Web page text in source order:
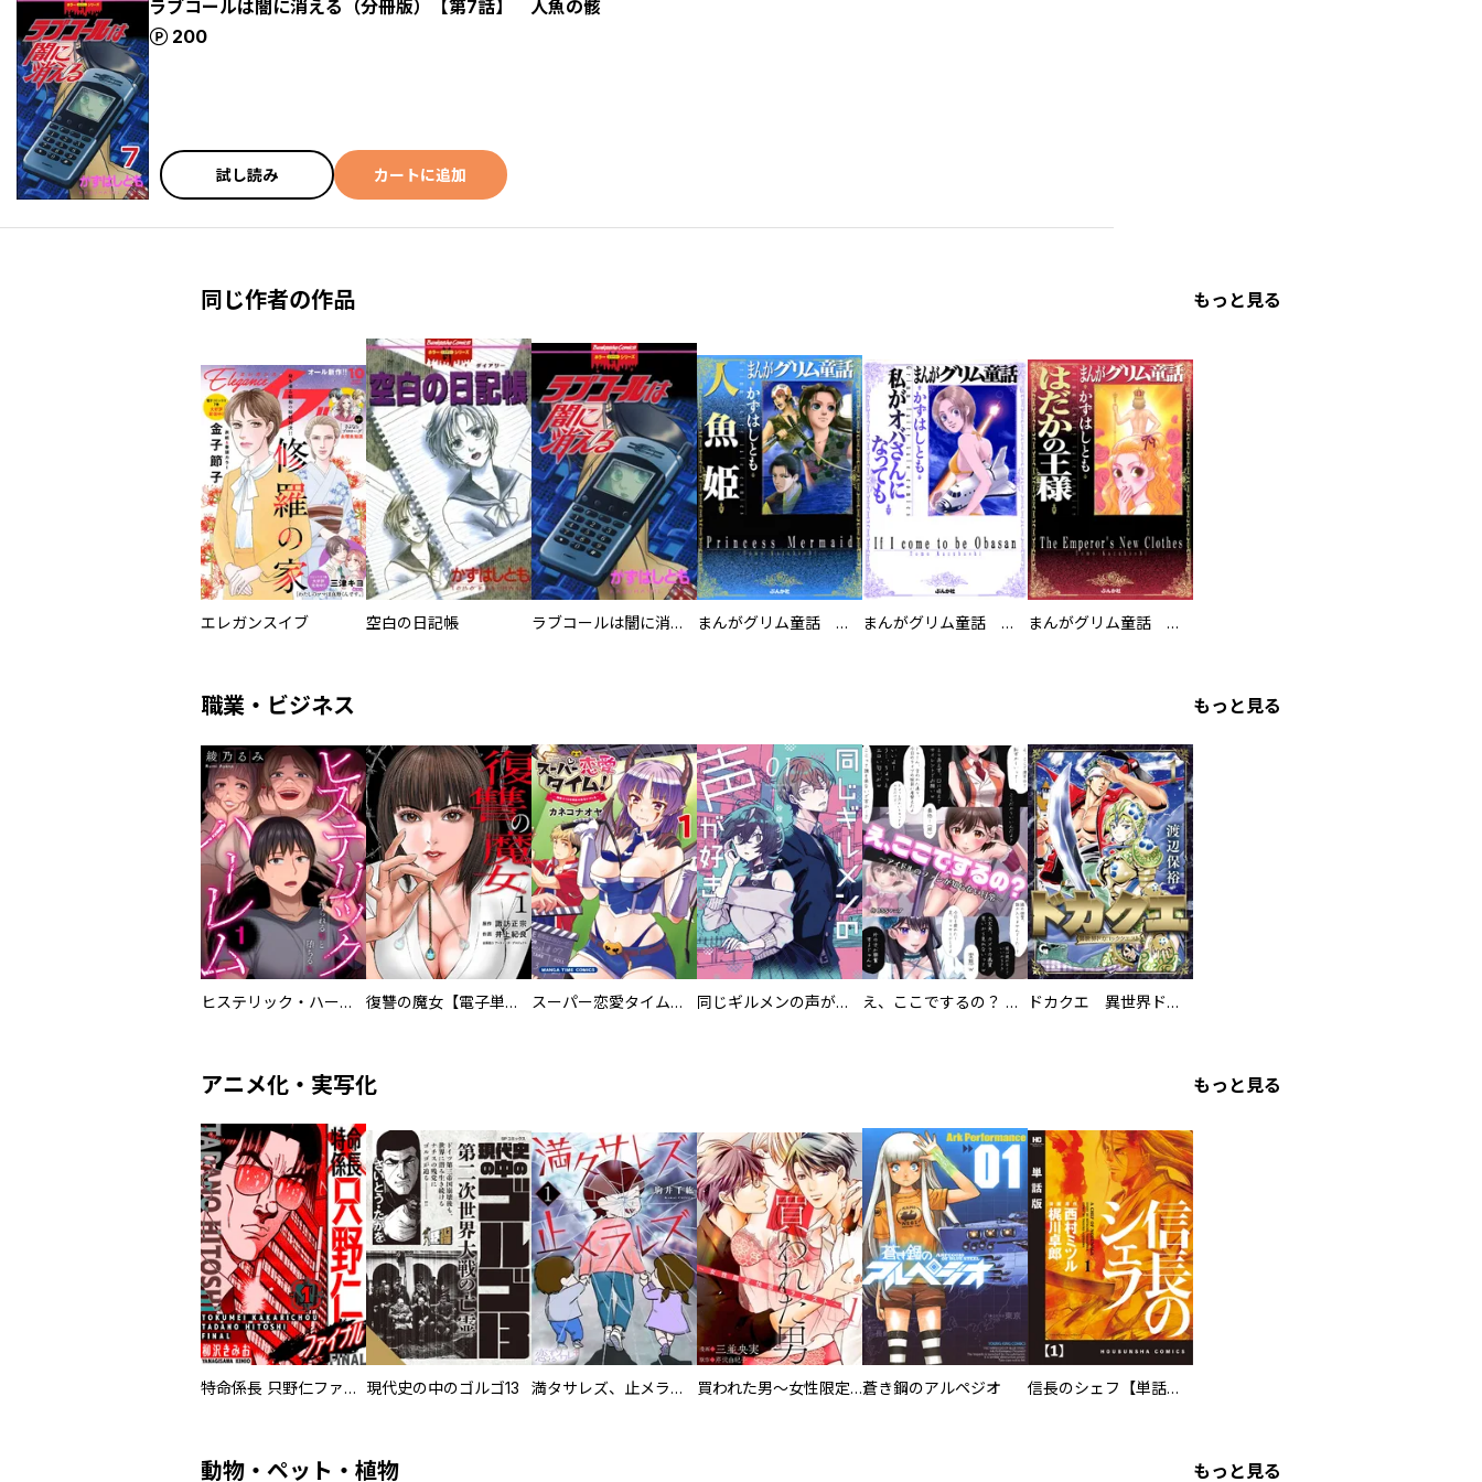
ラブコールは闇に消える（分冊版）【第7話】 人魚の骸
200
ポイント
試し読み カートに追加
同じ作者の作品 もっと見る
エレガンスイブ 空白の日記帳 ラブコールは闇に消える まんがグリム童話 人魚姫 まんがグリム童話 私がオバさんになっても まんがグリム童話 はだかの王様
職業・ビジネス もっと見る
ヒステリック・ハーレム～搾られる男と堕ちる女～【電子単行本版】 復讐の魔女【電子単行本版】 スーパー恋愛タイム！～現場でドＳな彼女は自宅でデレる～ 同じギルメンの声が好き え、ここでするの？ アイドルのファンが知らない日常 ドカクエ 異世界ドカコッククエスト
アニメ化・実写化 もっと見る
特命係長 只野仁ファイナル 愛蔵版 現代史の中のゴルゴ13 満タサレズ、止メラレズ 買われた男～女性限定快感セラピスト～【描き下ろしおまけ付き特装版】蒼き鋼のアルペジオ 信長のシェフ【単話版】
動物・ペット・植物 もっと見る